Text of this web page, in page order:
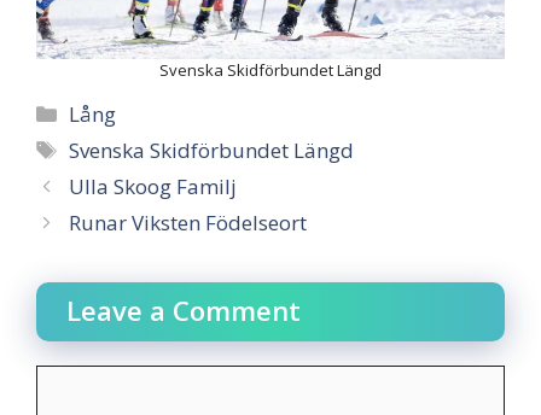
Svenska Skidförbundet Längd
Categories
Lång
Tags
Svenska Skidförbundet Längd
Ulla Skoog Familj
Runar Viksten Födelseort
Leave a Comment